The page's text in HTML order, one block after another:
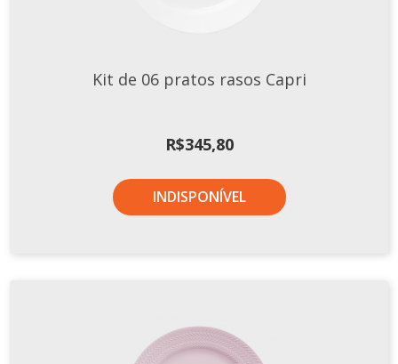
Kit de 06 pratos rasos Capri
R$345,80
INDISPONÍVEL